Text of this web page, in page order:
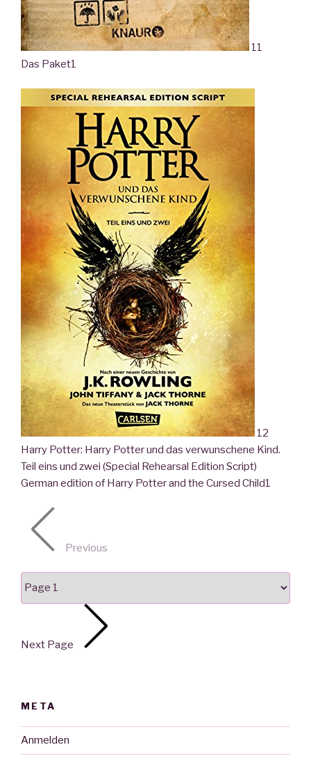
11
Das Paket1
12
Harry Potter: Harry Potter und das verwunschene Kind.
Teil eins und zwei (Special Rehearsal Edition Script)
German edition of Harry Potter and the Cursed Child1
Previous
Next Page
META
Anmelden